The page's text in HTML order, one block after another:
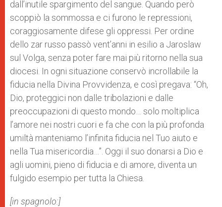
dall’inutile spargimento del sangue. Quando però
scoppiò la sommossa e ci furono le repressioni,
coraggiosamente difese gli oppressi. Per ordine
dello zar russo passò vent’anni in esilio a Jaroslaw
sul Volga, senza poter fare mai più ritorno nella sua
diocesi. In ogni situazione conservò incrollabile la
fiducia nella Divina Provvidenza, e così pregava: “Oh,
Dio, proteggici non dalle tribolazioni e dalle
preoccupazioni di questo mondo… solo moltiplica
l’amore nei nostri cuori e fa che con la più profonda
umiltà manteniamo l’infinita fiducia nel Tuo aiuto e
nella Tua misericordia…”. Oggi il suo donarsi a Dio e
agli uomini, pieno di fiducia e di amore, diventa un
fulgido esempio per tutta la Chiesa.
[in spagnolo:]